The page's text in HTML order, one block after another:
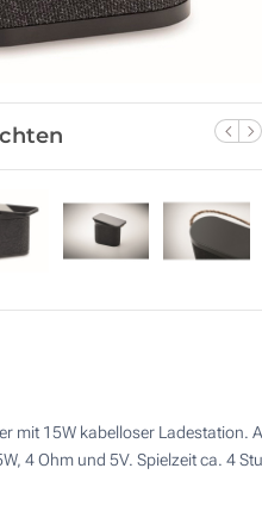
mit 15W kabelloser Ladestation.
4 Ohm und 5V. Spielzeit ca. 4